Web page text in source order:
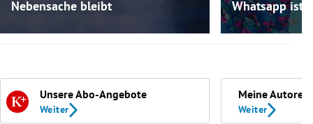
Nebensache bleibt
Whatsapp ist
Unsere Abo-Angebote
Weiter
Meine Autoren
Weiter